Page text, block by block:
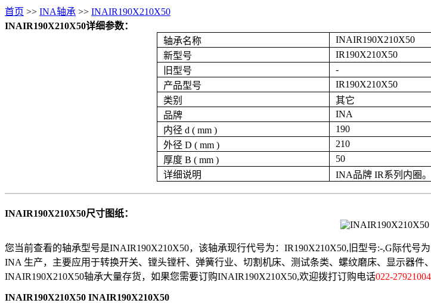
首页 >> INA轴承 >> INAIR190X210X50
INAIR190X210X50详细参数：
轴承名称
INAIR190X210X50
新型号
IR190X210X50
旧型号
-
产品型号
IR190X210X50
类别
其它
品牌
INA
内径 d ( mm )
190
外径 D ( mm )
210
厚度 B ( mm )
50
详细说明
INA品牌 IR系列内圈。
INAIR190X210X50尺寸图纸：
您当前查看的轴承型号是INAIR190X210X50，该轴承现行代号为：IR190X210X50,旧型号:-,G际代号
INA 生产，主要应用于转换开关、镗头镗杆、弹簧行业、切割机床、测试条类、螺纹磨床、显示器
INAIR190X210X50轴承大量存货，如果您需要订购INAIR190X210X50,欢迎拨打订购电话022-27921004
INAIR190X210X50 INAIR190X210X50